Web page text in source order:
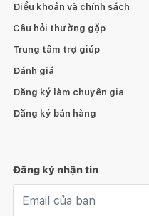
Điều khoản và chính sách
Câu hỏi thường gặp
Trung tâm trợ giúp
Đánh giá
Đăng ký làm chuyên gia
Đăng ký bán hàng
Đăng ký nhận tin